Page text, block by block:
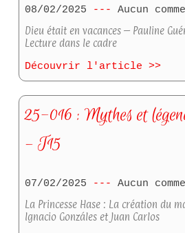
08/02/2025
Aucun
Dieu était en vacances – Pauline
Lecture dans le cadre
Découvrir l'article >>
25-016 : Mythes et
– T15
07/02/2025
Aucun
La Princesse Hase : La création du
Ignacio Gonzáles et Juan Carlos